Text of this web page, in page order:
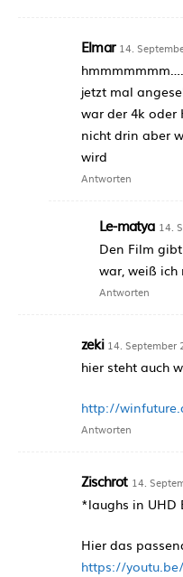
Elmar 14.
jetzt mal
war der 4k oder
nicht drin aber
wird
Antworten
Le-matya 14.
Den Film
war, weiß
Antworten
zeki 14. September
hier steht auch
http://
Antworten
Zischrot 14.
*laughs in UHD
Hier das
https://